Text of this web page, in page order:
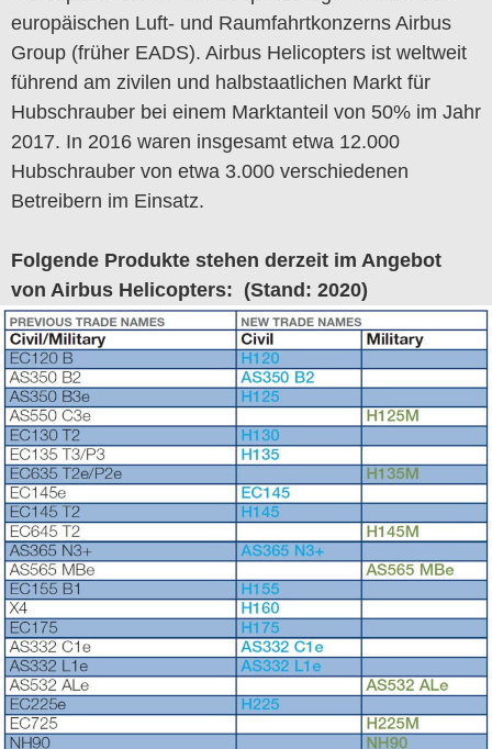
europäischen Luft- und Raumfahrtkonzerns Airbus
Group (früher EADS). Airbus Helicopters ist weltweit
führend am zivilen und halbstaatlichen Markt für
Hubschrauber bei einem Marktanteil von 50% im Jahr
2017. In 2016 waren insgesamt etwa 12.000
Hubschrauber von etwa 3.000 verschiedenen
Betreibern im Einsatz.
Folgende Produkte stehen derzeit im Angebot
von Airbus Helicopters: (Stand: 2020)